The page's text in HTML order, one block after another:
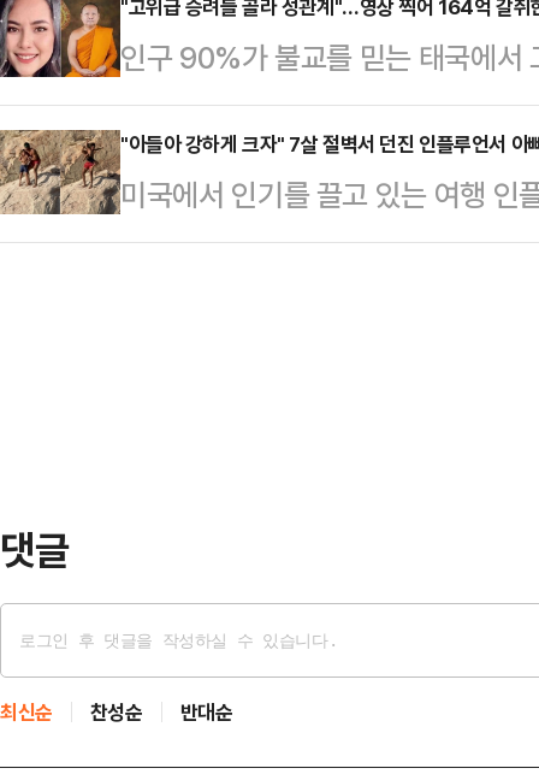
▲서해5도 5~20㎜ ▲강원 내륙·
150㎜ 이상) ▲강원 동해안
세종·충남 …
낮춰 작성하는 '다운 계약서'를 작
성동 국민의힘 의원실에 제출한 인
득, 자녀 진학 등을 위해 실제 거주
냐'는 질문에 "과거 결혼 직후 자녀
지가 일치하지 않은 시기가 있었다
1999년 6…
"고위급 승려들 골라 성관계"…영상 찍어 164억 갈
인구 90%가 불교를 믿는 태국에서
맺고 100억원대에 달하는 거액을
사회에 충격을 주고 있다.16일(현
면 태국 경찰은 전날 태국 중부 논
반 여성 위라완 엠사왓을 갈취, 자
"아들아 강하게 크자" 7살 절벽서 던진 인플루언서 아
미국에서 인기를 끌고 있는 여행 인
며 7세 아들을 절벽에서 던지는 모
댓글
최신순 찬성순 반대순